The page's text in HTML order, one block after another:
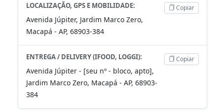
LOCALIZAÇÃO, GPS E MOBILIDADE:
Avenida Júpiter, Jardim Marco Zero,
Macapá - AP, 68903-384
Copiar
ENTREGA / DELIVERY (IFOOD, LOGGI):
Avenida Júpiter - [seu nº - bloco, apto],
Jardim Marco Zero, Macapá - AP, 68903-
384
Copiar